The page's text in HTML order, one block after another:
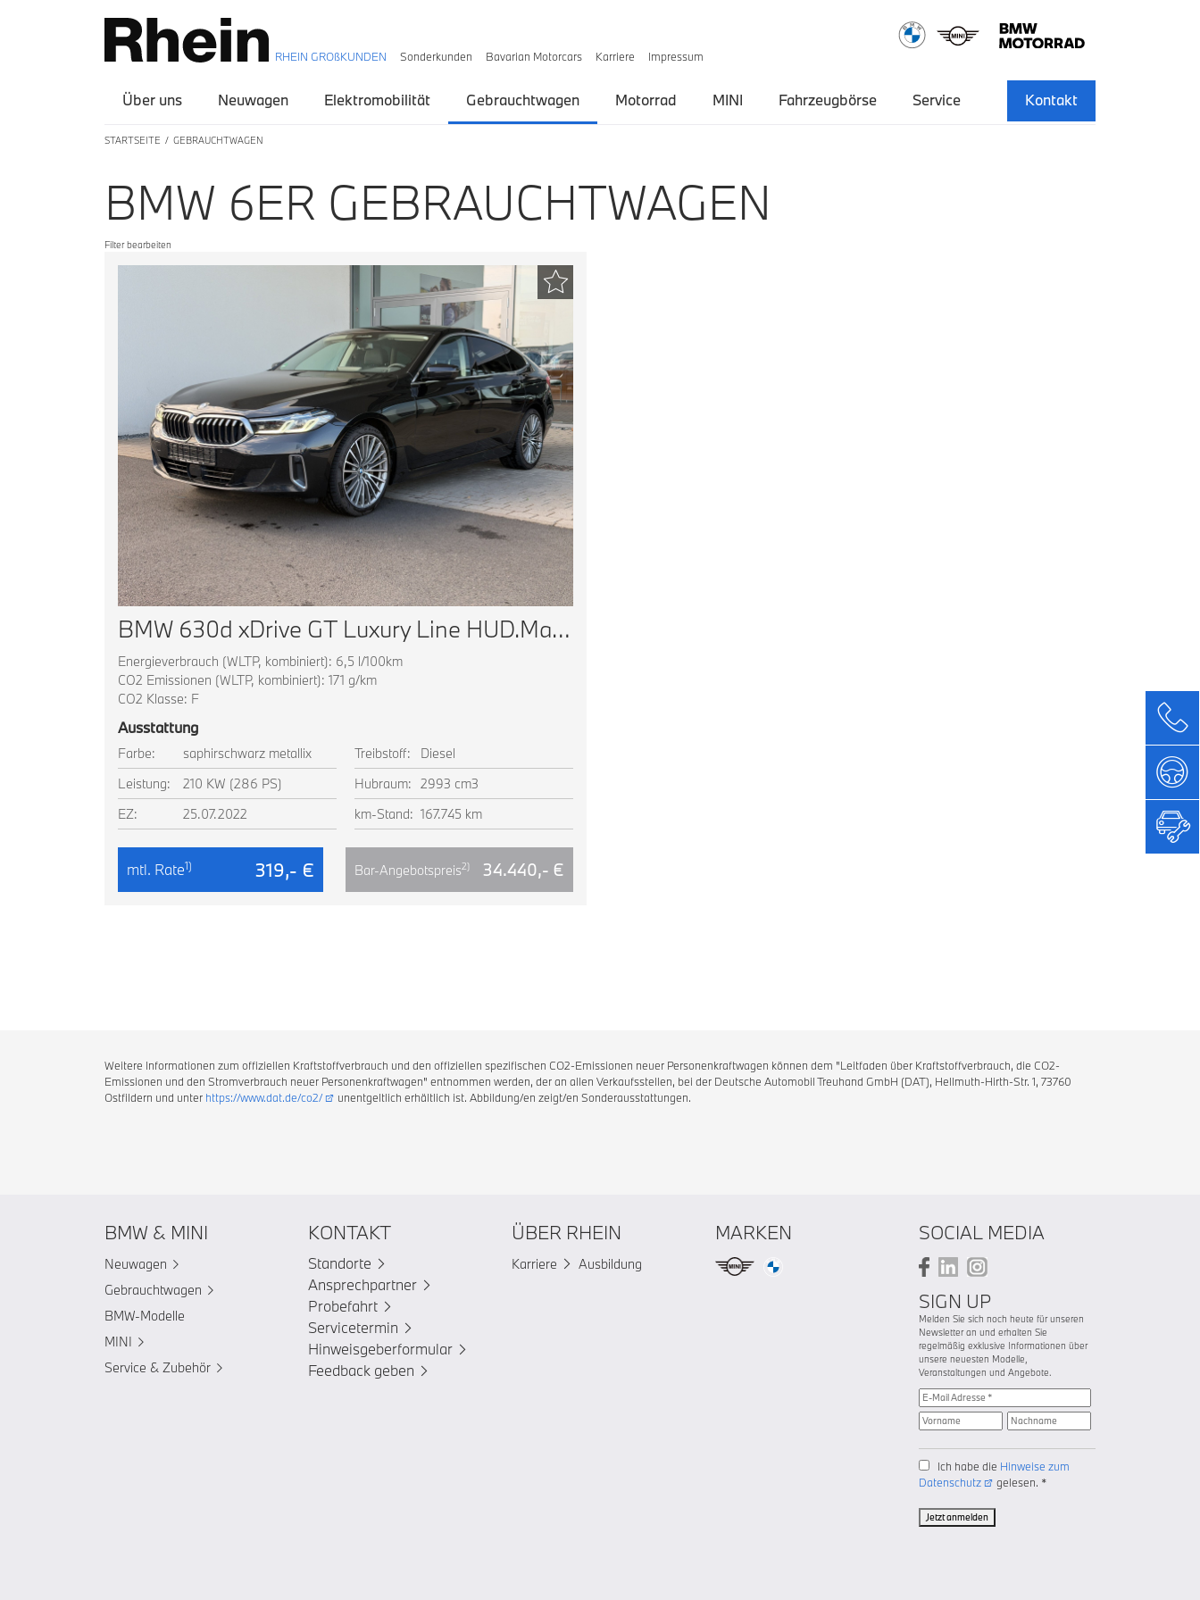
RHEIN GROßKUNDEN Sonderkunden Bavarian Motorcars Karriere Impressum
Über uns Neuwagen Elektromobilität Gebrauchtwagen Motorrad MINI Fahrzeugbörse Service Kontakt
STARTSEITE GEBRAUCHTWAGEN
BMW 6ER GEBRAUCHTWAGEN
Filter bearbeiten
BMW 630d xDrive GT Luxury Line HUD.Massage.Komfortsi
Energieverbrauch (WLTP, kombiniert): 6,5 l/100km
CO2 Emissionen (WLTP, kombiniert): 171 g/km
CO2 Klasse: F
Ausstattung
Farbe: saphirschwarz metallix Treibstoff:
Diesel
Leistung:
210 KW (286 PS) Hubraum: 2993 cm3
EZ:
25.07.2022 km-Stand: 167.745 km
mtl. Rate1) 319,- € Bar-Angebotspreis2) 34.440,- €
Weitere Informationen zum offiziellen Kraftstoffverbrauch und den offiziellen spezifischen CO2-Emissionen neuer Personenkraftwagen können dem "Leitfaden über Kraftstoffverbrauch, die CO2-
Emissionen und den Stromverbrauch neuer Personenkraftwagen" entnommen werden, der an allen Verkaufsstellen, bei der Deutsche Automobil Treuhand GmbH (DAT), Hellmuth-Hirth-Str. 1, 73760
Ostfildern und unter https://www.dat.de/co2/ unentgeltlich erhältlich ist. Abbildung/en zeigt/en Sonderausstattungen.
BMW & MINI
Neuwagen
Gebrauchtwagen
BMW-Modelle
MINI
Service & Zubehör
KONTAKT
Standorte
Ansprechpartner
Probefahrt
Servicetermin
Hinweisgeberformular
Feedback geben
ÜBER RHEIN
Karriere Ausbildung
MARKEN SOCIAL MEDIA
SIGN UP
Melden Sie sich noch heute für unseren
Newsletter an und erhalten Sie
regelmäßig exklusive Informationen über
unsere neuesten Modelle,
Veranstaltungen und Angebote.
Ich habe die Hinweise zum
Datenschutz
gelesen. *
Jetzt anmelden